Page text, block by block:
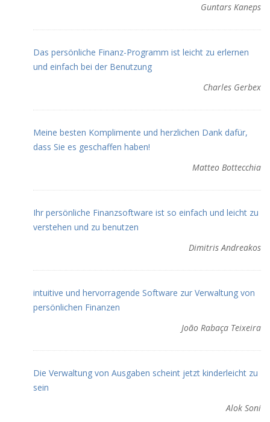
Guntars Kaneps
Das persönliche Finanz-Programm ist leicht zu erlernen
und einfach bei der Benutzung
Charles Gerbex
Meine besten Komplimente und herzlichen Dank dafür,
dass Sie es geschaffen haben!
Matteo Bottecchia
Ihr persönliche Finanzsoftware ist so einfach und leicht zu
verstehen und zu benutzen
Dimitris Andreakos
intuitive und hervorragende Software zur Verwaltung von
persönlichen Finanzen
João Rabaça Teixeira
Die Verwaltung von Ausgaben scheint jetzt kinderleicht zu
sein
Alok Soni